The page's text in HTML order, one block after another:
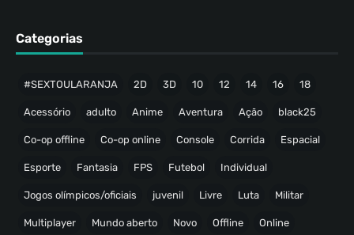
Categorias
#SEXTOULARANJA 2D 3D 10 12 14 16 18
Acessório adulto Anime Aventura Ação black25
Co-op offline Co-op online Console Corrida Espacial
Esporte Fantasia FPS Futebol Individual
Jogos olímpicos/oficiais juvenil Livre Luta Militar
Multiplayer Mundo aberto Novo Offline Online